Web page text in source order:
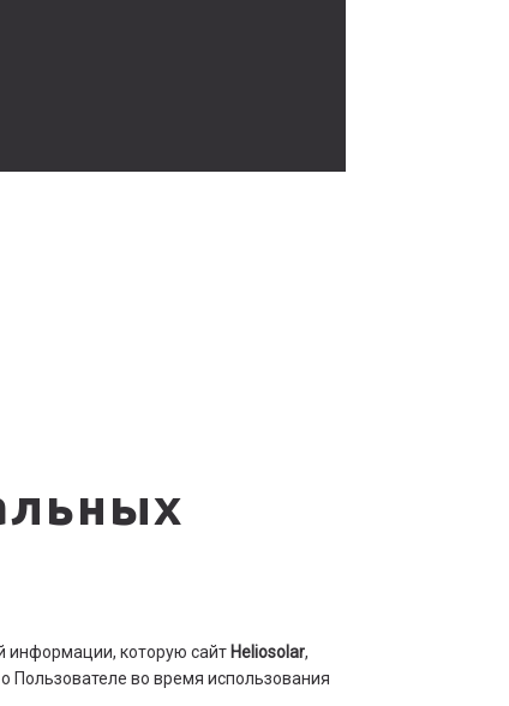
информации, которую сайт Heliosolar,
Пользователе во время использования